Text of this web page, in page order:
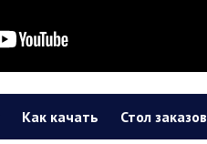
Как качать Стол заказов